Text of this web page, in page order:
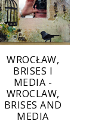
WROCŁAW,
BRISES I
MEDIA -
WROCLAW,
BRISES AND
MEDIA